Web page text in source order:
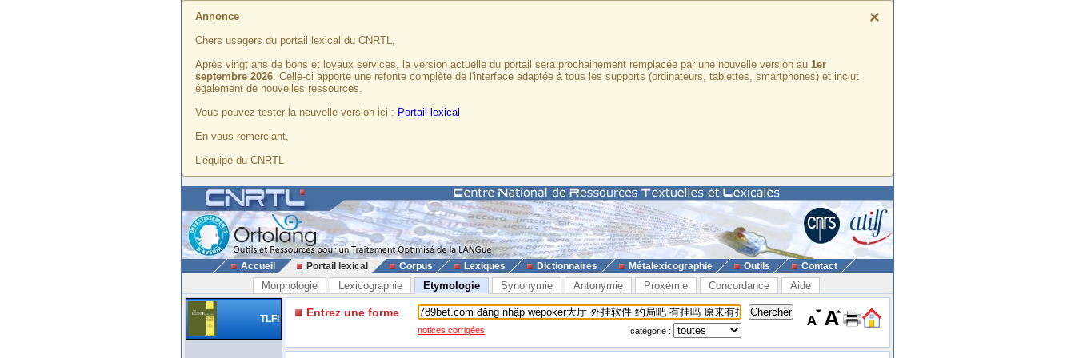
×
Annonce
Chers usagers du portail lexical du CNRTL,
Après vingt ans de bons et loyaux services, la version actuelle du portail sera prochainement remplacée par une nouvelle version au 1er
septembre 2026. Celle-ci apporte une refonte complète de l'interface adaptée à tous les supports (ordinateurs, tablettes, smartphones) et inclut
également de nouvelles ressources.
Vous pouvez tester la nouvelle version ici : Portail lexical
En vous remerciant,
L'équipe du CNRTL
Accueil Portail lexical Corpus Lexiques Dictionnaires Métalexicographie Outils Contact
Morphologie Lexicographie Etymologie Synonymie Antonymie Proxémie Concordance Aide
TLFi Entrez une forme
notices corrigées catégorie :